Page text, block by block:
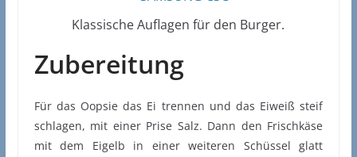
Klassische Auflagen für den Burger.
Zubereitung
Für das Oopsie das Ei trennen und das Eiweiß steif
schlagen, mit einer Prise Salz. Dann den Frischkäse
mit dem Eigelb in einer weiteren Schüssel glatt